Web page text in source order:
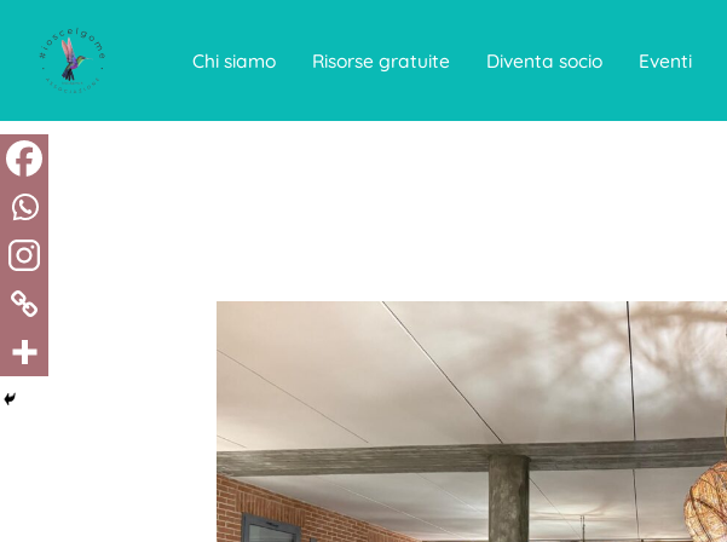
contenuto
Chi siamo Risorse gratuite Diventa socio Eventi